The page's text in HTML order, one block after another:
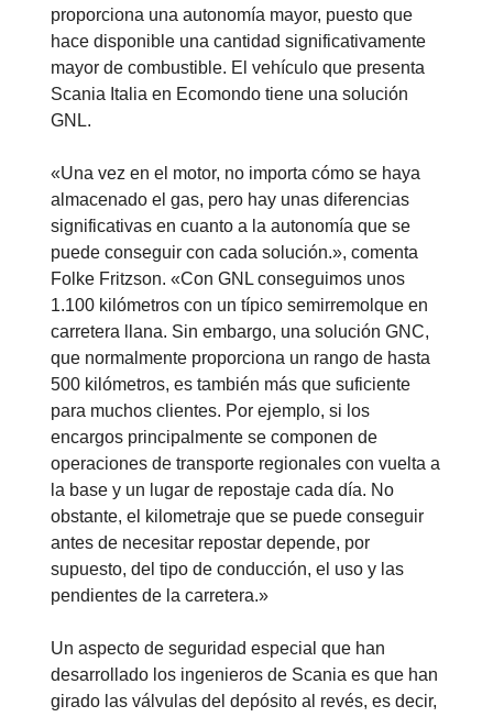
proporciona una autonomía mayor, puesto que
hace disponible una cantidad significativamente
mayor de combustible. El vehículo que presenta
Scania Italia en Ecomondo tiene una solución
GNL.
«Una vez en el motor, no importa cómo se haya
almacenado el gas, pero hay unas diferencias
significativas en cuanto a la autonomía que se
puede conseguir con cada solución.», comenta
Folke Fritzson. «Con GNL conseguimos unos
1.100 kilómetros con un típico semirremolque en
carretera llana. Sin embargo, una solución GNC,
que normalmente proporciona un rango de hasta
500 kilómetros, es también más que suficiente
para muchos clientes. Por ejemplo, si los
encargos principalmente se componen de
operaciones de transporte regionales con vuelta a
la base y un lugar de repostaje cada día. No
obstante, el kilometraje que se puede conseguir
antes de necesitar repostar depende, por
supuesto, del tipo de conducción, el uso y las
pendientes de la carretera.»
Un aspecto de seguridad especial que han
desarrollado los ingenieros de Scania es que han
girado las válvulas del depósito al revés, es decir,